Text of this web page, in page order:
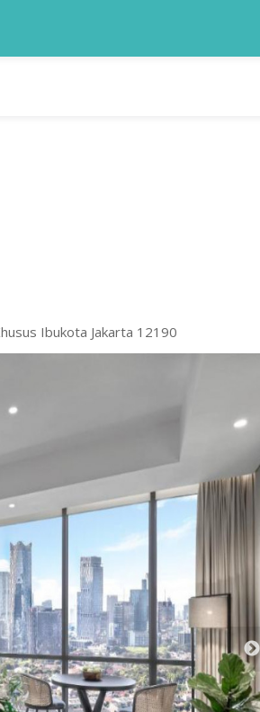
Ibukota Jakarta 12190